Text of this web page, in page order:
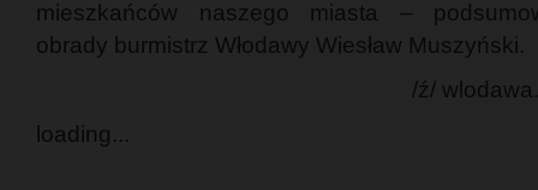
mieszkańców naszego miasta –
obrady burmistrz Włodawy Wiesław Muszyński.
/ź/
loading...